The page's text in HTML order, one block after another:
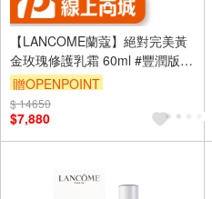
【LANCOME蘭蔻】絕對完美黃
金玫瑰修護乳霜 60ml #豐潤版
Rich Cream
贈OPENPOINT
訂單滿 2000 元折抵 100元
（運費不算在 2000 元的範圍
內）
$ 14650
$7,880